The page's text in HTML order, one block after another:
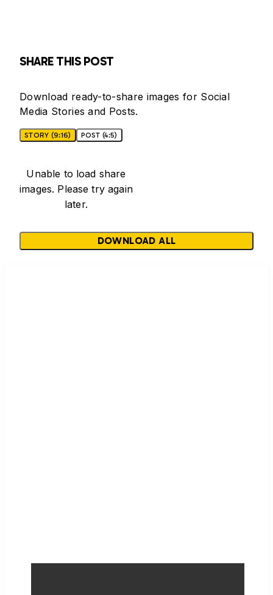
SHARE THIS POST
Download ready-to-share images for Social
Media Stories and Posts.
STORY (9:16) POST (4:5)
Unable to load share
images. Please try again
later.
DOWNLOAD ALL